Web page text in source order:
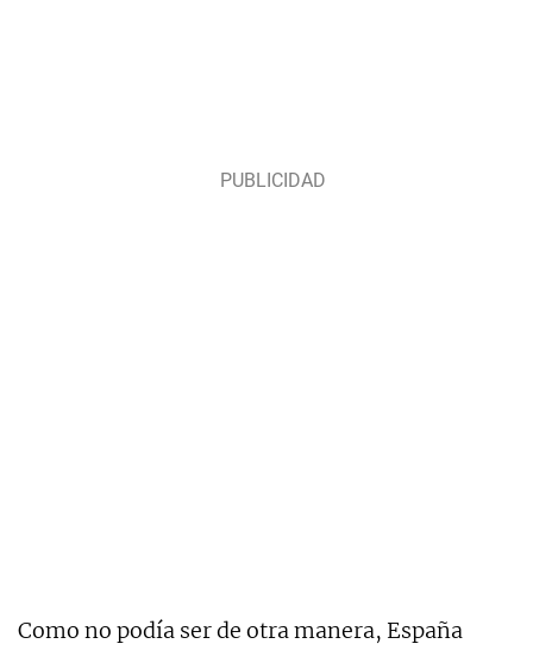
Como no podía ser de otra manera, España